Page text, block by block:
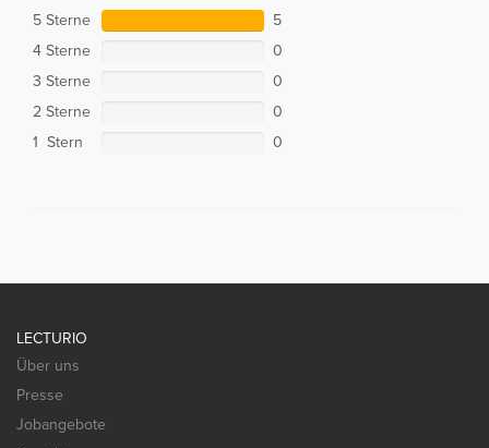
5 Sterne
5
4 Sterne
0
3 Sterne
0
2 Sterne
0
1 Stern
0
LECTURIO
Über uns
Presse
Jobangebote